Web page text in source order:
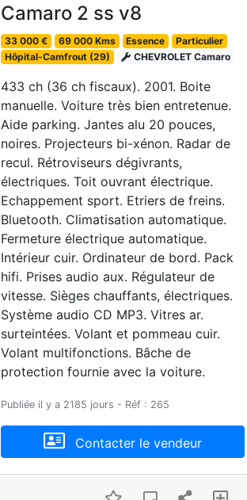
Camaro 2 ss v8
33 000 € 69 000 Kms Essence
Particulier
Hôpital-Camfrout (29)
CHEVROLET Camaro
433 ch (36 ch fiscaux). 2001. Boite
manuelle. Voiture très bien entretenue.
Aide parking. Jantes alu 20 pouces,
noires. Projecteurs bi-xénon. Radar de
recul. Rétroviseurs dégivrants,
électriques. Toit ouvrant électrique.
Echappement sport. Etriers de freins.
Bluetooth. Climatisation automatique.
Fermeture électrique automatique.
Intérieur cuir. Ordinateur de bord. Pack
hifi. Prises audio aux. Régulateur de
vitesse. Sièges chauffants, électriques.
Système audio CD MP3. Vitres ar.
surteintées. Volant et pommeau cuir.
Volant multifonctions. Bâche de
protection fournie avec la voiture.
Publiée il y a 2185 jours - Réf : 265
Contacter le vendeur